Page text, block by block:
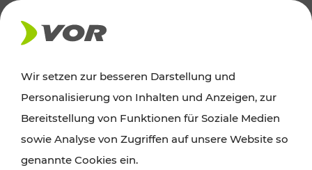
AKTUELLES
Ausflugstipps
Wien, Niederösterreich und das Burgenland
Wir setzen zur besseren Darstellung und
Personalisierung von Inhalten und Anzeigen, zur
Bereitstellung von Funktionen für Soziale Medien
sowie Analyse von Zugriffen auf unsere Website so
genannte Cookies ein.